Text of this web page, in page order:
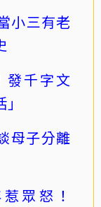
小三有老
發千字文
母子分離
眾怒！